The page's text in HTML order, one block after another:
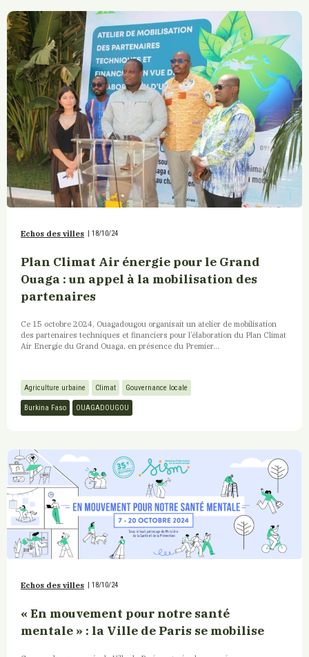
Echos des villes 18/10/24
Plan Climat Air énergie pour le Grand
Ouaga : un appel à la mobilisation des
partenaires
Ce 15 octobre 2024, Ouagadougou organisait un atelier de mobilisation
des partenaires techniques et financiers pour l’élaboration du Plan Climat
Air Energie du Grand Ouaga, en présence du Premier...
Agriculture urbaine Climat Gouvernance locale
Burkina Faso OUAGADOUGOU
Echos des villes | 18/10/24
« En mouvement pour notre santé
mentale » : la Ville de Paris se mobilise